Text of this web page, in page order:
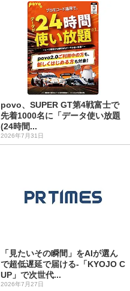
povo、SUPER GT第4戦富士で
先着1000名に「データ使い放題
(24時間...
2026年7月31日
「見たいその瞬間」をAIが選ん
で超低遅延で届ける-「KYOJO C
UP」で次世代...
2026年7月27日